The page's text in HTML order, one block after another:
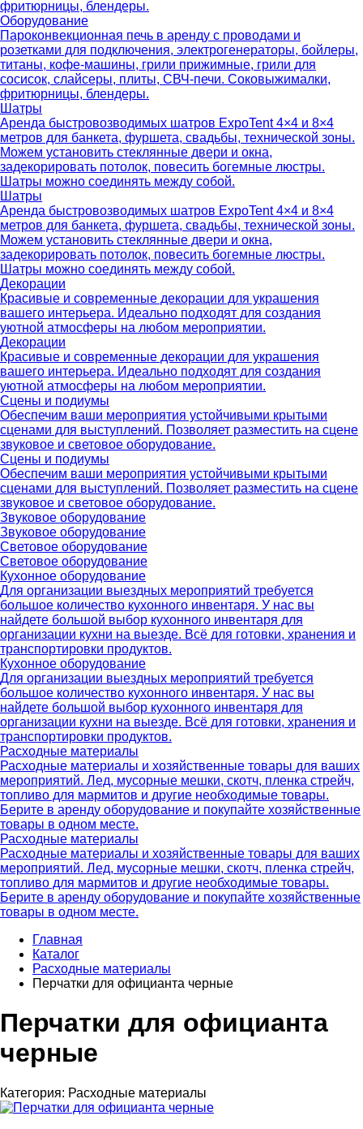
фритюрницы, блендеры.
Оборудование
Пароконвекционная печь в аренду с проводами и
розетками для подключения, электрогенераторы, бойлеры,
титаны, кофе-машины, грили прижимные, грили для
сосисок, слайсеры, плиты, СВЧ-печи. Соковыжималки,
фритюрницы, блендеры.
Шатры
Аренда быстровозводимых шатров ExpoTent 4×4 и 8×4
метров для банкета, фуршета, свадьбы, технической зоны.
Можем установить стеклянные двери и окна,
задекорировать потолок, повесить богемные люстры.
Шатры можно соединять между собой.
Шатры
Аренда быстровозводимых шатров ExpoTent 4×4 и 8×4
метров для банкета, фуршета, свадьбы, технической зоны.
Можем установить стеклянные двери и окна,
задекорировать потолок, повесить богемные люстры.
Шатры можно соединять между собой.
Декорации
Красивые и современные декорации для украшения
вашего интерьера. Идеально подходят для создания
уютной атмосферы на любом мероприятии.
Декорации
Красивые и современные декорации для украшения
вашего интерьера. Идеально подходят для создания
уютной атмосферы на любом мероприятии.
Сцены и подиумы
Обеспечим ваши мероприятия устойчивыми крытыми
сценами для выступлений. Позволяет разместить на сцене
звуковое и световое оборудование.
Сцены и подиумы
Обеспечим ваши мероприятия устойчивыми крытыми
сценами для выступлений. Позволяет разместить на сцене
звуковое и световое оборудование.
Звуковое оборудование
Звуковое оборудование
Световое оборудование
Световое оборудование
Кухонное оборудование
Для организации выездных мероприятий требуется
большое количество кухонного инвентаря. У нас вы
найдете большой выбор кухонного инвентаря для
организации кухни на выезде. Всё для готовки, хранения и
транспортировки продуктов.
Кухонное оборудование
Для организации выездных мероприятий требуется
большое количество кухонного инвентаря. У нас вы
найдете большой выбор кухонного инвентаря для
организации кухни на выезде. Всё для готовки, хранения и
транспортировки продуктов.
Расходные материалы
Расходные материалы и хозяйственные товары для ваших
мероприятий. Лед, мусорные мешки, скотч, пленка стрейч,
топливо для мармитов и другие необходимые товары.
Берите в аренду оборудование и покупайте хозяйственные
товары в одном месте.
Расходные материалы
Расходные материалы и хозяйственные товары для ваших
мероприятий. Лед, мусорные мешки, скотч, пленка стрейч,
топливо для мармитов и другие необходимые товары.
Берите в аренду оборудование и покупайте хозяйственные
товары в одном месте.
Главная
Каталог
Расходные материалы
Перчатки для официанта черные
Перчатки для официанта
черные
Категория: Расходные материалы